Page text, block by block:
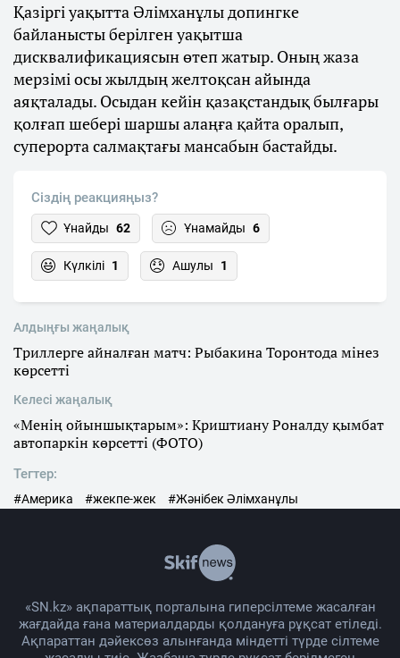
Қазіргі уақытта Әлімханұлы допингке
байланысты берілген уақытша
дисквалификациясын өтеп жатыр. Оның жаза
мерзімі осы жылдың желтоқсан айында
аяқталады. Осыдан кейін қазақстандық былғары
қолғап шебері шаршы алаңға қайта оралып,
суперорта салмақтағы мансабын бастайды.
Сіздің реакцияңыз?
Ұнайды 62 Ұнамайды 6
Күлкілі 1 Ашулы 1
Алдыңғы жаңалық
Триллерге айналған матч: Рыбакина Торонтода мінез
көрсетті
Келесі жаңалық
«Менің ойыншықтарым»: Криштиану Роналду қымбат
автопаркін көрсетті (ФОТО)
Тегтер:
#Америка #жекпе-жек #Жәнібек Әлімханұлы
«SN.kz» ақпараттық порталына гиперсілтеме жасалған
жағдайда ғана материалдарды қолдануға рұқсат етіледі.
Ақпараттан дәйексөз алынғанда міндетті түрде сілтеме